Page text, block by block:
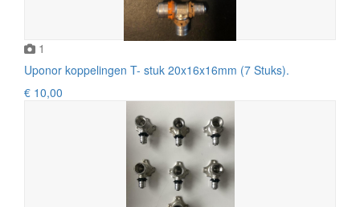
1
Uponor koppelingen T- stuk 20x16x16mm (7 Stuks).
€ 10,00